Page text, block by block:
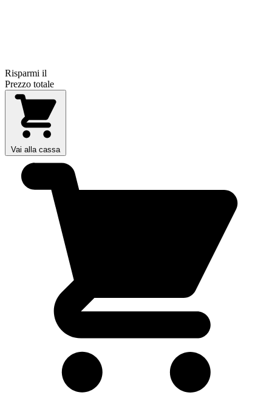
Risparmi il
Prezzo totale
Vai alla cassa